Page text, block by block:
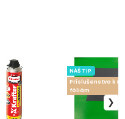
NÁŠ TIP
Príslušenstvo k
fóliám